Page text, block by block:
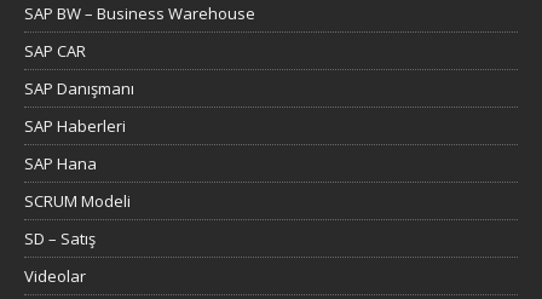
SAP BW – Business Warehouse
SAP CAR
SAP Danışmanı
SAP Haberleri
SAP Hana
SCRUM Modeli
SD – Satış
Videolar